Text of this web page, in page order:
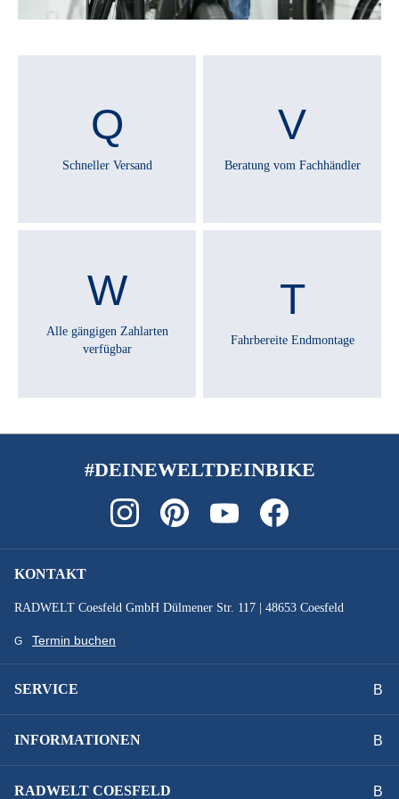
SCHALTHEBEL :
SHIMANO Alivio SL-M3100
Kettenschaltung
SCHALTWERK :
SHIMANO Acera RD-M3100 shadow
SCHEINWERFER :
SCHUTZBLECHE :
SONSTIGES :
Schneller Versand Beratung vom Fachhändler
Alle gängigen Zahlarten
verfügbar
Fahrbereite Endmontage
#DEINEWELTDEINBIKE
KONTAKT
RADWELT Coesfeld GmbH Dülmener Str. 117 | 48653 Coesfeld
Termin buchen
SERVICE
INFORMATIONEN
RADWELT COESFELD